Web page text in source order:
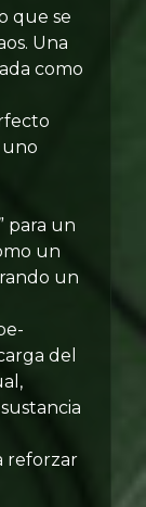
que se
Una
como
uno
para un
un
un
del
reforzar